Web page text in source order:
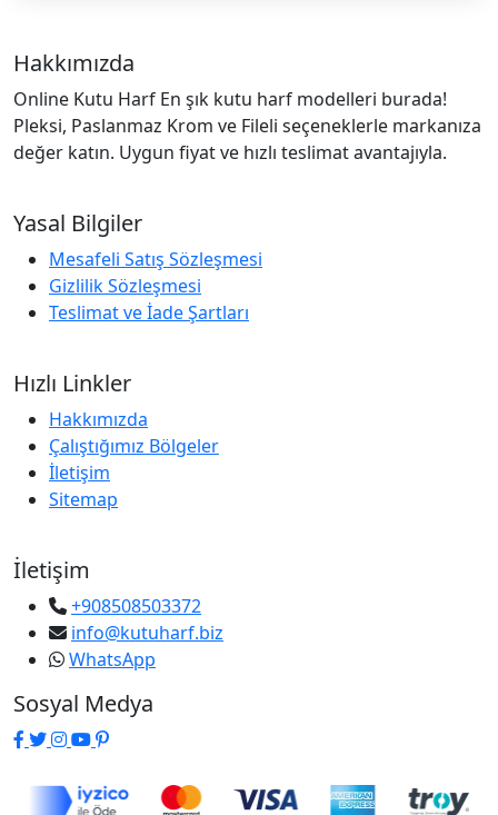
Hakkımızda
Online Kutu Harf En şık kutu harf modelleri burada!
Pleksi, Paslanmaz Krom ve Fileli seçeneklerle markanıza
değer katın. Uygun fiyat ve hızlı teslimat avantajıyla.
Yasal Bilgiler
Mesafeli Satış Sözleşmesi
Gizlilik Sözleşmesi
Teslimat ve İade Şartları
Hızlı Linkler
Hakkımızda
Çalıştığımız Bölgeler
İletişim
Sitemap
İletişim
+908508503372
info@kutuharf.biz
WhatsApp
Sosyal Medya